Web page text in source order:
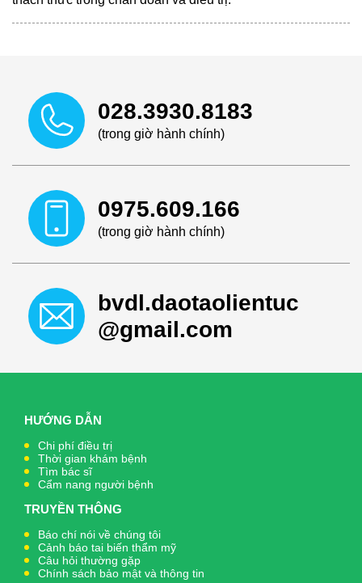
028.3930.8183
(trong giờ hành chính)
0975.609.166
(trong giờ hành chính)
bvdl.daotaolientuc
@gmail.com
HƯỚNG DẪN
Chi phí điều trị
Thời gian khám bệnh
Tìm bác sĩ
Cẩm nang người bệnh
TRUYỀN THÔNG
Báo chí nói về chúng tôi
Cảnh báo tai biến thẩm mỹ
Câu hỏi thường gặp
Chính sách bảo mật và thông tin